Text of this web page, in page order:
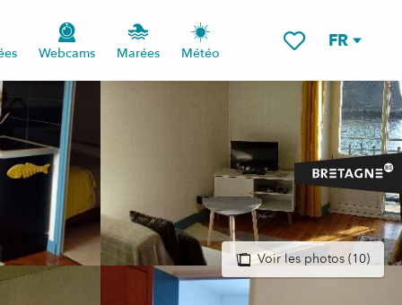
FR
Webcams Marées Météo
Voir les photos (10)